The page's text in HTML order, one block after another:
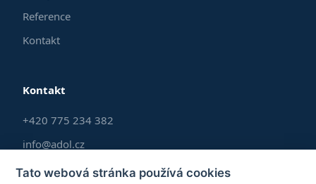
Reference
Kontakt
Kontakt
+420 775 234 382
info@adol.cz
Po–Pá 9:00–17:00
Tato webová stránka používá cookies